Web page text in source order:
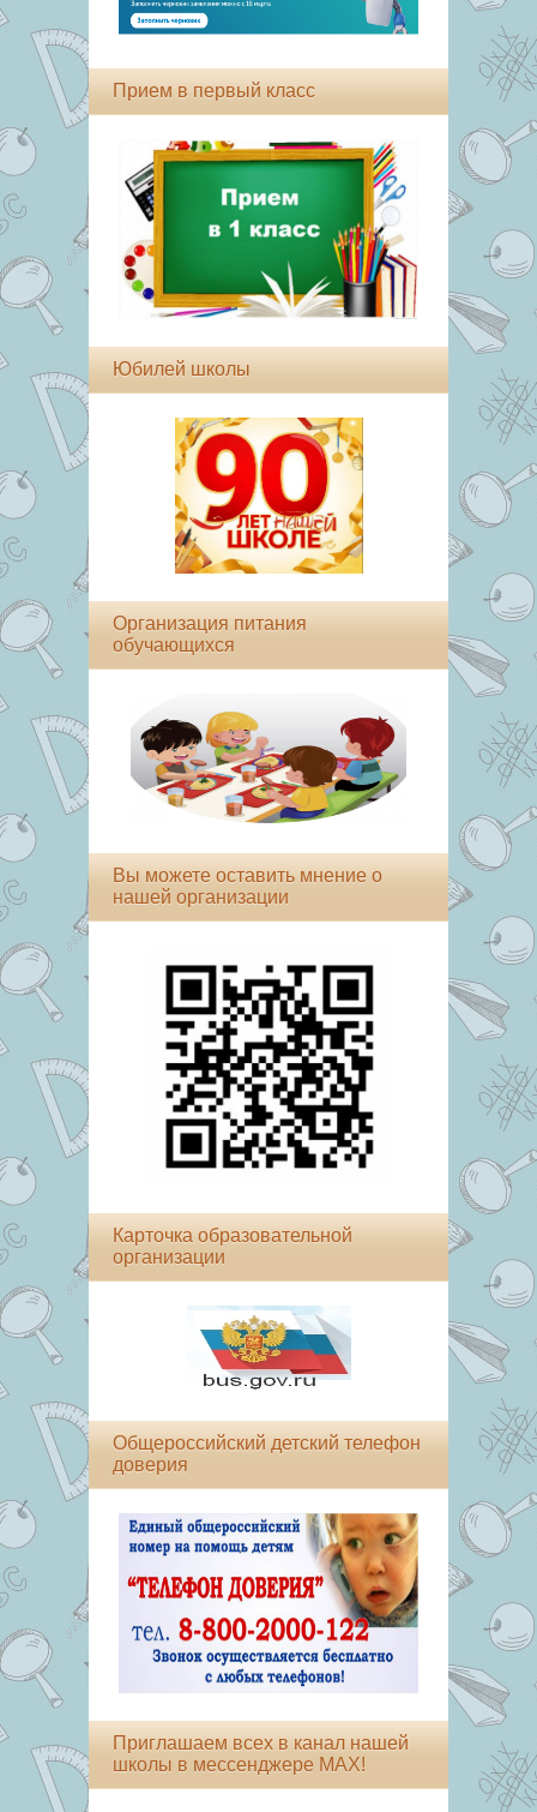
Прием в первый класс
Юбилей школы
Организация питания
обучающихся
Вы можете оставить мнение о
нашей организации
Карточка образовательной
организации
Общероссийский детский телефон
доверия
Приглашаем всех в канал нашей
школы в мессенджере MAX!